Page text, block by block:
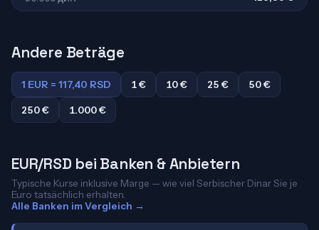
Andere Beträge
1 EUR = 117,40 RSD 1 € 10 € 25 €
50 €
250 €
1.000 €
EUR/RSD bei Banken & Anbietern
Typische Kurse inklusive Marge — wie viel Serbischer Dinar Sie je
Euro tatsächlich erhalten.
Alle Banken im Vergleich →